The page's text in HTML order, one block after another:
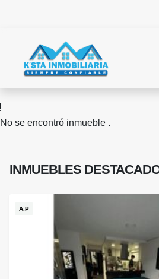
No se encontró inmueble .
INMUEBLES
A.P